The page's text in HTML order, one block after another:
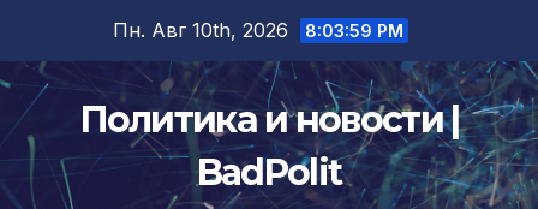
содержимому
Пн. Авг 10th, 2026 8:03:59 PM
Политика и новости |
BadPolit